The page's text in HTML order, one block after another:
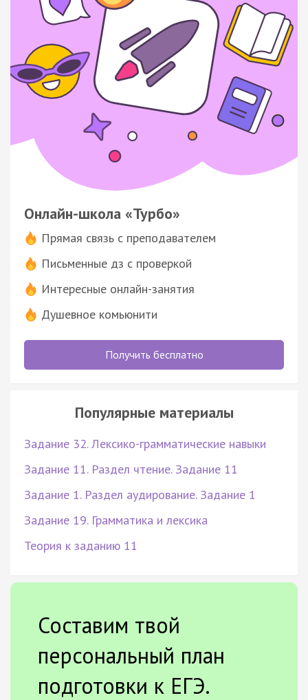
Онлайн-школа «Турбо»
Прямая связь с преподавателем
Письменные дз с проверкой
Интересные онлайн-занятия
Душевное комьюнити
Получить бесплатно
Популярные материалы
Задание 32. Лексико-грамматические навыки
Задание 11. Раздел чтение. Задание 11
Задание 1. Раздел аудирование. Задание 1
Задание 19. Грамматика и лексика
Теория к заданию 11
Составим твой
персональный план
подготовки к ЕГЭ.